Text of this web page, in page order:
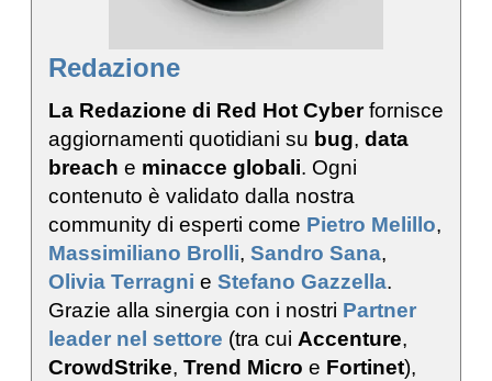
Redazione
La Redazione di Red Hot Cyberfornisce
aggiornamenti quotidiani su bug, data
breach e minacce globali. Ogni
contenuto è validato dalla nostra
community di esperti come Pietro Melillo,
Massimiliano Brolli, Sandro Sana,
Olivia Terragni e Stefano Gazzella.
Grazie alla sinergia con i nostri Partner
leader nel settore (tra cui Accenture,
CrowdStrike, Trend Micro e Fortinet),